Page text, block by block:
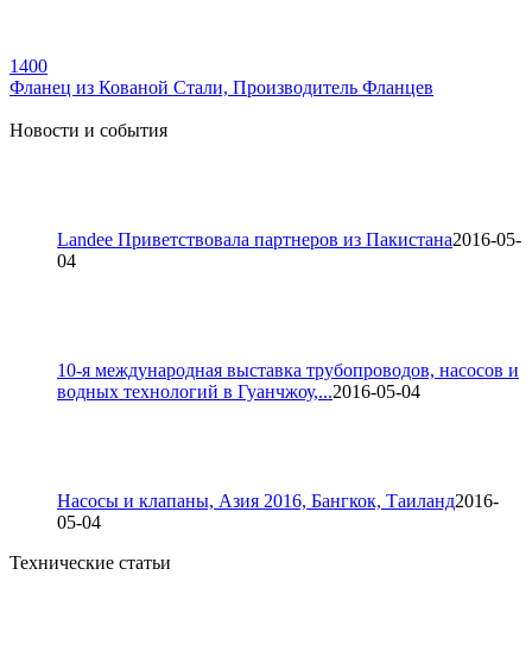
1400
Фланец из Кованой Стали, Производитель Фланцев
Новости и события
Landee Приветствовала партнеров из Пакистана2016-05-
04
10-я международная выставка трубопроводов, насосов и
водных технологий в Гуанчжоу,...2016-05-04
Насосы и клапаны, Азия 2016, Бангкок, Таиланд2016-
05-04
Технические статьи